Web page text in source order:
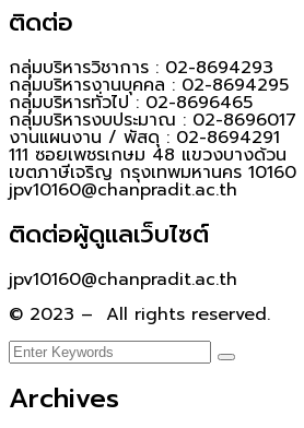
ติดต่อ
กลุ่มบริหารวิชาการ : 02-8694293
กลุ่มบริหารงานบุคคล : 02-8694295
กลุ่มบริหารทั่วไป : 02-8696465
กลุ่มบริหารงบประมาณ : 02-8696017
งานแผนงาน / พัสดุ : 02-8694291
111 ซอยเพชรเกษม 48 แขวงบางด้วน
เขตภาษีเจริญ กรุงเทพมหานคร 10160
jpv10160@chanpradit.ac.th
ติดต่อผู้ดูแลเว็บไซต์
jpv10160@chanpradit.ac.th
© 2023 – All rights reserved.
Archives